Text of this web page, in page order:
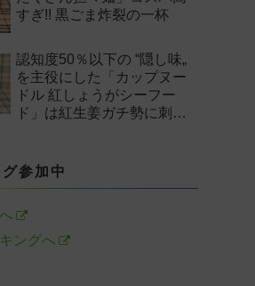
すぎ!! 黒ごま炸裂の一杯
認知度50％以下の “隠し味„
を主役にした「カップヌー
ドル 紅しょうがシーフー
ド」は紅生姜ガチ勢に刺さ
参加中
ングへ